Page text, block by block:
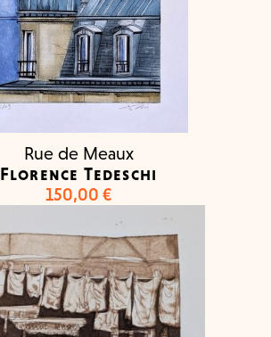
Rue de Meaux
Florence Tedeschi
150,00 €